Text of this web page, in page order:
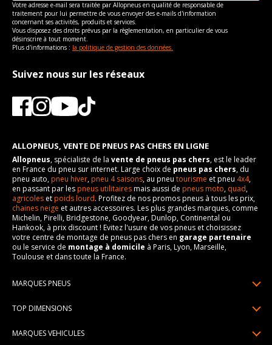
Votre adresse e-mail sera traitée par Allopneus en qualité de responsable de
traitement pour lui permettre de vous envoyer des e-mails d'information
concernant ses activités, produits et services.
Vous disposez des droits prévus par la règlementation, en particulier de vous
désinscrire à tout moment.
Plus d'informations : la politique de gestion des données.
Suivez nous sur les réseaux
ALLOPNEUS, VENTE DE PNEUS PAS CHERS EN LIGNE
Allopneus, spécialiste de la vente de pneus pas chers, est le leader
en France du pneu sur internet. Large choix de pneus pas chers, du
pneu auto,pneu hiver,pneu 4 saisons, au pneu tourisme et pneu 4x4,
en passant par lespneus utilitairesmais aussi de pneus moto, quad,
agricoles etpoids lourd. Profitez de nos promos pneus à tous les prix,
chaines neige et autres accessoires. Les plus grandes marques, comme
Michelin, Pirelli, Bridgestone, Goodyear, Dunlop, Continental ou
Hankook, à prix discount ! Evitez l'usure de vos pneus et choisissez
votre centre de montage de pneus pas chers en garage partenaire
ou le service de montage à domicile à Paris, Lyon, Marseille,
Toulouse et dans toute la France.
MARQUES PNEUS
Pneus Continental
TOP DIMENSIONS
MARQUES VEHICULES